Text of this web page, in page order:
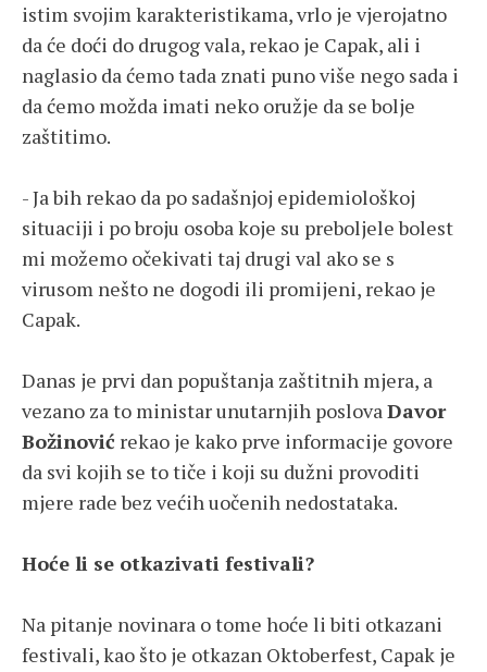
istim svojim karakteristikama, vrlo je vjerojatno
da će doći do drugog vala, rekao je Capak, ali i
naglasio da ćemo tada znati puno više nego sada i
da ćemo možda imati neko oružje da se bolje
zaštitimo.
- Ja bih rekao da po sadašnjoj epidemiološkoj
situaciji i po broju osoba koje su preboljele bolest
mi možemo očekivati taj drugi val ako se s
virusom nešto ne dogodi ili promijeni, rekao je
Capak.
Danas je prvi dan popuštanja zaštitnih mjera, a
vezano za to ministar unutarnjih poslovaDavor
Božinović rekao je kako prve informacije govore
da svi kojih se to tiče i koji su dužni provoditi
mjere rade bez većih uočenih nedostataka.
Hoće li se otkazivati festivali?
Na pitanje novinara o tome hoće li biti otkazani
festivali, kao što je otkazan Oktoberfest, Capak je